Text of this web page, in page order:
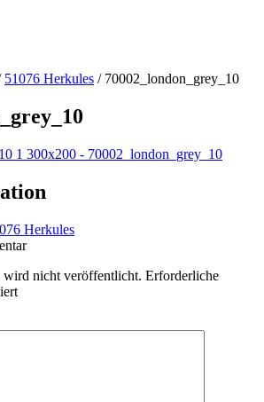
51076 Herkules / 70002_london_grey_10
Herkules
nicht veröffentlicht. Erforderliche